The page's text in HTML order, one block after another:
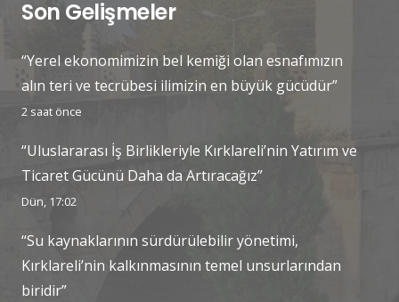
Son Gelişmeler
“Yerel ekonomimizin bel kemiği olan esnafımızın
alın teri ve tecrübesi ilimizin en büyük gücüdür”
2 saat önce
“Uluslararası İş Birlikleriyle Kırklareli’nin Yatırım ve
Ticaret Gücünü Daha da Artıracağız”
Dün, 17:02
“Su kaynaklarının sürdürülebilir yönetimi,
Kırklareli’nin kalkınmasının temel unsurlarından
biridir”